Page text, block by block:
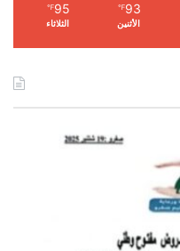
93
℉
الأثنين
95
℉
الثلاثاء